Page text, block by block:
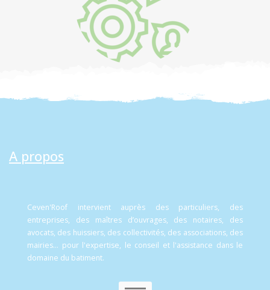
A propos
Ceven'Roof intervient auprès des particuliers, des
entreprises, des maîtres d’ouvrages, des notaires, des
avocats, des huissiers, des collectivités, des associations, des
mairies... pour l'expertise, le conseil et l'assistance dans le
domaine du batiment.